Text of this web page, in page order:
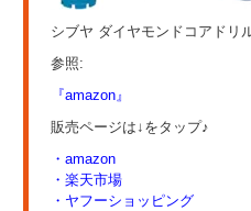
シブヤ ダイヤモンドコアドリ
参照:
『amazon』
販売ページは↓をタップ♪
・amazon
・楽天市場
・ヤフーショッピング